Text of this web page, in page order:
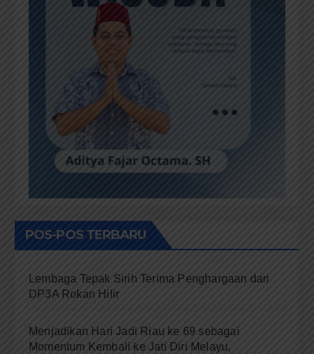
POS-POS TERBARU
Lembaga Tepak Sirih Terima Penghargaan dari
DP3A Rokan Hilir
Menjadikan Hari Jadi Riau ke 69 sebagai
Momentum Kembali ke Jati Diri Melayu,